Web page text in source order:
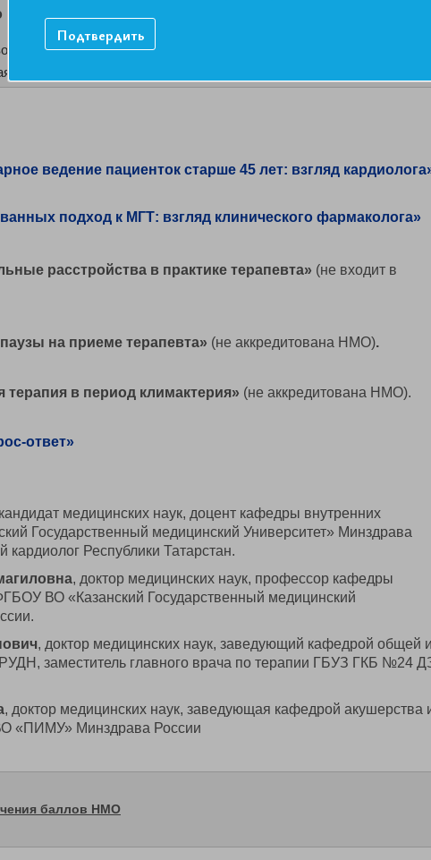
НМО - 2 ЗЕТ
и гинекология, гериатрия, кардиология, лечебное дело, общая
медицина), терапия
ведение пациенток старше 45 лет: взгляд
подход к МГТ: взгляд клинического фармаколога»​
расстройства в практике терапевта» (не входит в
на приеме терапевта» (не аккредитована НМО).
терапия в период климактерия» (не аккредитована НМО).
ответ»
медицинских наук, доцент кафедры внутренних
Государственный медицинский Университет» Минздрава
Республики Татарстан.
, доктор медицинских наук, профессор кафедры
ВО «Казанский Государственный медицинский
, доктор медицинских наук, заведующий кафедрой общей
заместитель главного врача по терапии ГБУЗ ГКБ №24
, доктор медицинских наук, заведующая кафедрой акушерства
«ПИМУ» Минздрава России
баллов НМО
Подтвердить